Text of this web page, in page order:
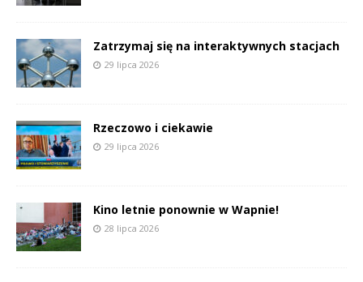
Zatrzymaj się na interaktywnych stacjach
29 lipca 2026
Rzeczowo i ciekawie
29 lipca 2026
Kino letnie ponownie w Wapnie!
28 lipca 2026